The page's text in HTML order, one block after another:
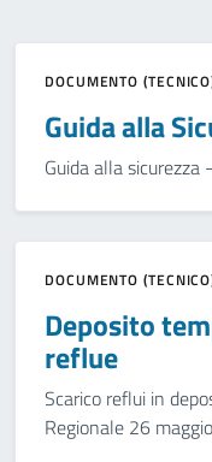
DOCUMENTO
Guida alla
Guida alla
DOCUMENTO
Deposito
reflue
Scarico reflui in
Regionale 26